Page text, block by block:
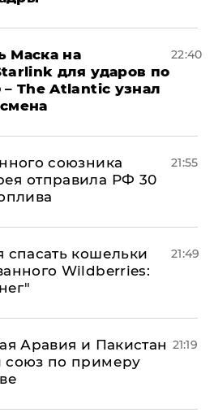
Маска на
для ударов по
The Atlantic узнал
22:40
союзника
отправила РФ 30
21:55
спасать кошельки
Wildberries:
21:49
Аравия и Пакистан
союз по примеру
21:19